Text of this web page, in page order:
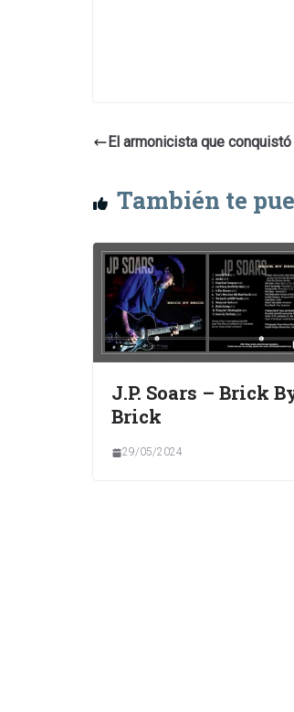
El armonicista que
También te
J.P. Soars – Brick
Brick
29/05/2024